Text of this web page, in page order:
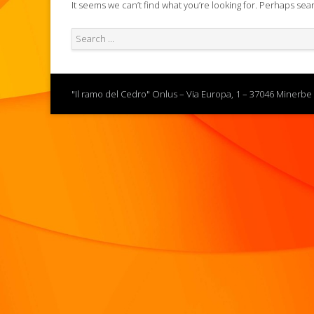
It seems we can’t find what you’re looking for. Perhaps
"Il ramo del Cedro" Onlus – Via Europa, 1 – 37046 Minerbe